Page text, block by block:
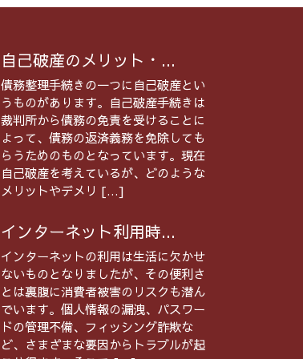
自己破産のメリット・...
債務整理手続きの一つに自己破産とい
うものがあります。自己破産手続きは
裁判所から債務の免責を受けることに
よって、債務の返済義務を免除しても
らうためのものとなっています。現在
自己破産を考えているが、どのような
メリットやデメリ […]
インターネット利用時...
インターネットの利用は生活に欠かせ
ないものとなりましたが、その便利さ
とは裏腹に消費者被害のリスクも潜ん
でいます。個人情報の漏洩、パスワー
ドの管理不備、フィッシング詐欺な
ど、さまざまな要因からトラブルが起